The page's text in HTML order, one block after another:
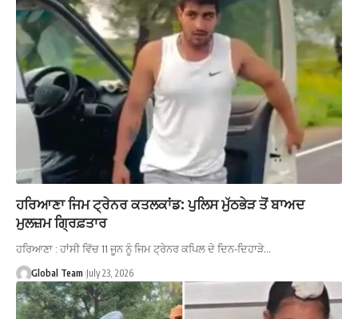
ਹਰਿਆਣਾ ਜਿਮ ਟ੍ਰੇਨਰ ਕਤਲਕਾਂਡ: ਪੁਲਿਸ ਮੁੱਠਭੇੜ ਤੋਂ ਬਾਅਦ
ਮੁਲਜ਼ਮ ਗ੍ਰਿਫ਼ਤਾਰ
ਹਰਿਆਣਾ : ਹਾਂਸੀ ਵਿੱਚ 11 ਜੂਨ ਨੂੰ ਜਿਮ ਟ੍ਰੇਨਰ ਕਪਿਲ ਦੇ ਦਿਨ-ਦਿਹਾੜੇ…
Global Team July 23, 2026